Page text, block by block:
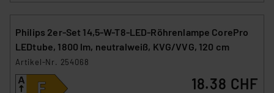
Philips 2er-Set 14,5-W-T8-LED-Röhrenlampe CorePro
LEDtube, 1800 lm, neutralweiß, KVG/VVG, 120 cm
Artikel-Nr. 254068
18.38 CHF